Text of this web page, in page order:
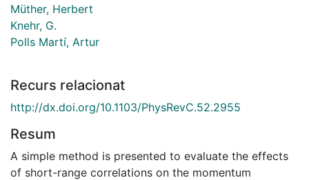
Müther, Herbert
Knehr, G.
Polls Martí, Artur
Recurs relacionat
http://dx.doi.org/10.1103/PhysRevC.52.2955
Resum
A simple method is presented to evaluate the effects
of short-range correlations on the momentum